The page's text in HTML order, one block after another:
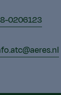
0206123